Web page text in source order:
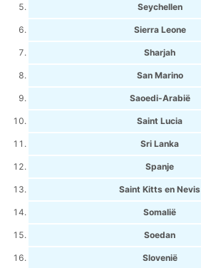
Seychellen
Sierra Leone
Sharjah
San Marino
Saoedi-Arabië
Saint Lucia
Sri Lanka
Spanje
Saint Kitts en Nevis
Somalië
Soedan
Slovenië